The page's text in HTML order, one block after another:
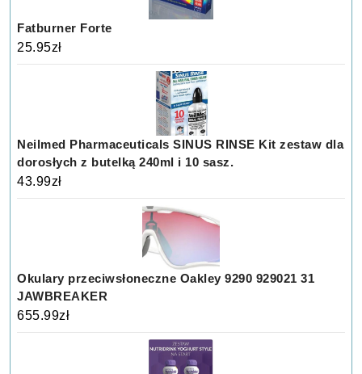
Fatburner Forte
25.95zł
Neilmed Pharmaceuticals SINUS RINSE Kit zestaw dla
dorosłych z butelką 240ml i 10 sasz.
43.99zł
Okulary przeciwsłoneczne Oakley 9290 929021 31
JAWBREAKER
655.99zł